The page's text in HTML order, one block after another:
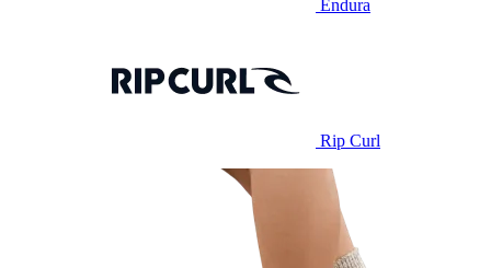
Endura
Rip Curl